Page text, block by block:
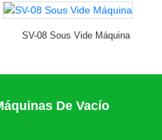
SV-08 Sous Vide Máquina
De Vacío